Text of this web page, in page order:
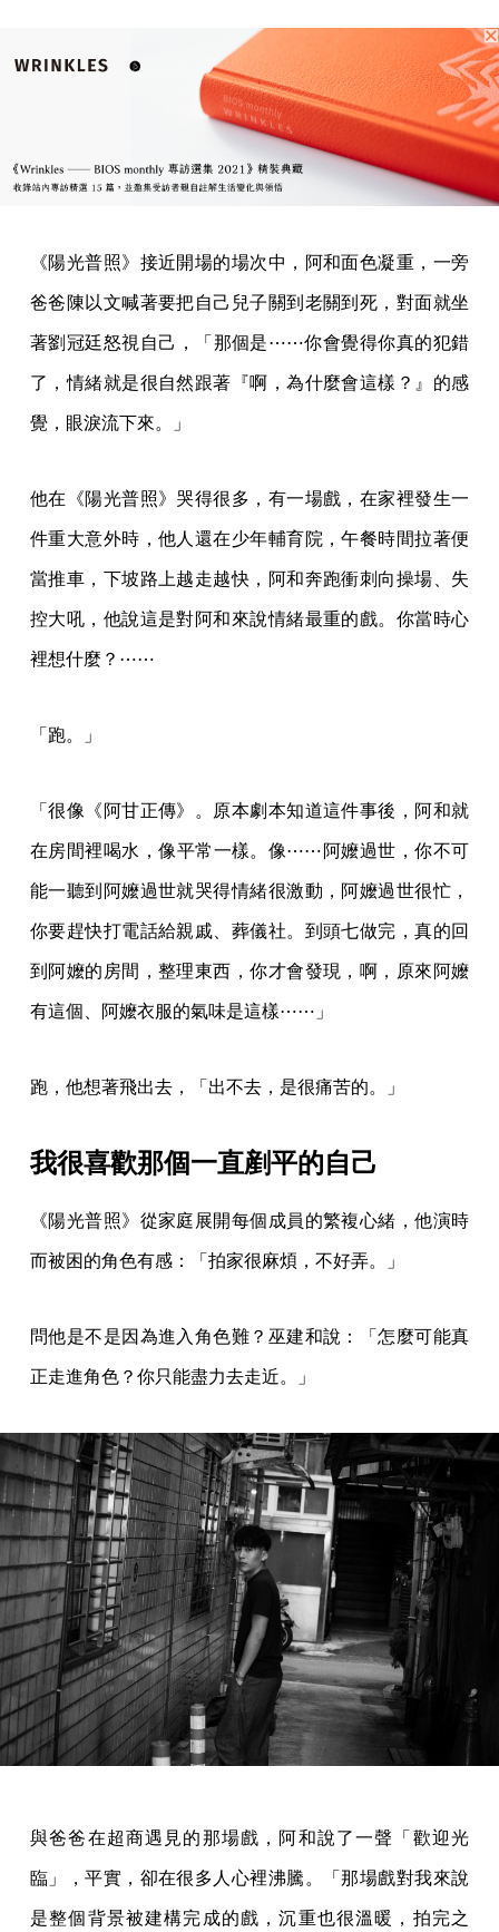
《陽光普照》接近開場的場次中，阿和面色凝重，一旁
爸爸陳以文喊著要把自己兒子關到老關到死，對面就坐
著劉冠廷怒視自己，「那個是⋯⋯你會覺得你真的犯錯
了，情緒就是很自然跟著『啊，為什麼會這樣？』的感
覺，眼淚流下來。」
他在《陽光普照》哭得很多，有一場戲，在家裡發生一
件重大意外時，他人還在少年輔育院，午餐時間拉著便
當推車，下坡路上越走越快，阿和奔跑衝刺向操場、失
控大吼，他說這是對阿和來說情緒最重的戲。你當時心
裡想什麼？⋯⋯
「跑。」
「很像《阿甘正傳》。原本劇本知道這件事後，阿和就
在房間裡喝水，像平常一樣。像⋯⋯阿嬤過世，你不可
能一聽到阿嬤過世就哭得情緒很激動，阿嬤過世很忙，
你要趕快打電話給親戚、葬儀社。到頭七做完，真的回
到阿嬤的房間，整理東西，你才會發現，啊，原來阿嬤
有這個、阿嬤衣服的氣味是這樣⋯⋯」
跑，他想著飛出去，「出不去，是很痛苦的。」
我很喜歡那個一直剷平的自己
《陽光普照》從家庭展開每個成員的繁複心緒，他演時
而被困的角色有感：「拍家很麻煩，不好弄。」
問他是不是因為進入角色難？巫建和說：「怎麼可能真
正走進角色？你只能盡力去走近。」
與爸爸在超商遇見的那場戲，阿和說了一聲「歡迎光
臨」，平實，卻在很多人心裡沸騰。「那場戲對我來說
是整個背景被建構完成的戲，沉重也很溫暖，拍完之